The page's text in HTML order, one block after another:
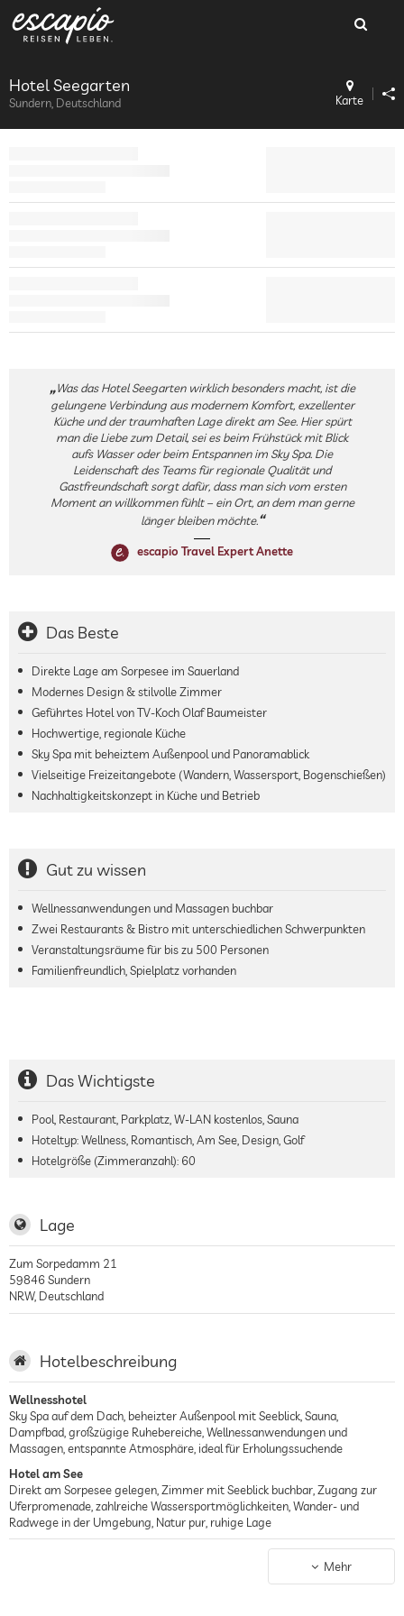
Hotel Seegarten
Sundern, Deutschland Karte
Was das Hotel Seegarten wirklich besonders macht, ist die
gelungene Verbindung aus modernem Komfort, exzellenter
Küche und der traumhaften Lage direkt am See. Hier spürt
man die Liebe zum Detail, sei es beim Frühstück mit Blick
aufs Wasser oder beim Entspannen im Sky Spa. Die
Leidenschaft des Teams für regionale Qualität und
Gastfreundschaft sorgt dafür, dass man sich vom ersten
Moment an willkommen fühlt – ein Ort, an dem man gerne
länger bleiben möchte.
escapio Travel Expert Anette
Das Beste
Direkte Lage am Sorpesee im Sauerland
Modernes Design & stilvolle Zimmer
Geführtes Hotel von TV-Koch Olaf Baumeister
Hochwertige, regionale Küche
Sky Spa mit beheiztem Außenpool und Panoramablick
Vielseitige Freizeitangebote (Wandern, Wassersport, Bogenschießen)
Nachhaltigkeitskonzept in Küche und Betrieb
Gut zu wissen
Wellnessanwendungen und Massagen buchbar
Zwei Restaurants & Bistro mit unterschiedlichen Schwerpunkten
Veranstaltungsräume für bis zu 500 Personen
Familienfreundlich, Spielplatz vorhanden
Das Wichtigste
Pool, Restaurant, Parkplatz, W-LAN kostenlos, Sauna
Hoteltyp: Wellness, Romantisch, Am See, Design, Golf
Hotelgröße (Zimmeranzahl): 60
Lage
Zum Sorpedamm 21
59846Sundern
NRW, Deutschland
Hotelbeschreibung
Wellnesshotel
Sky Spa auf dem Dach, beheizter Außenpool mit Seeblick, Sauna,
Dampfbad, großzügige Ruhebereiche, Wellnessanwendungen und
Massagen, entspannte Atmosphäre, ideal für Erholungssuchende
Hotel am See
Direkt am Sorpesee gelegen, Zimmer mit Seeblick buchbar, Zugang zur
Uferpromenade, zahlreiche Wassersportmöglichkeiten, Wander- und
Radwege in der Umgebung, Natur pur, ruhige Lage
Küche unter Leitung von Olaf Baumeister, Fokus auf regionale und
saisonale Produkte, zwei Restaurants (Seegarten & El Diablo), kreative
Mehr